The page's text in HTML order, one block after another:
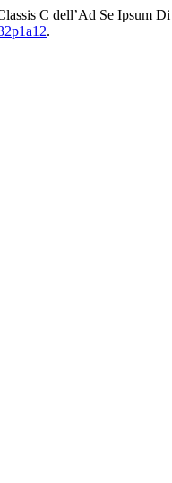
C dell’Ad Se Ipsum
.